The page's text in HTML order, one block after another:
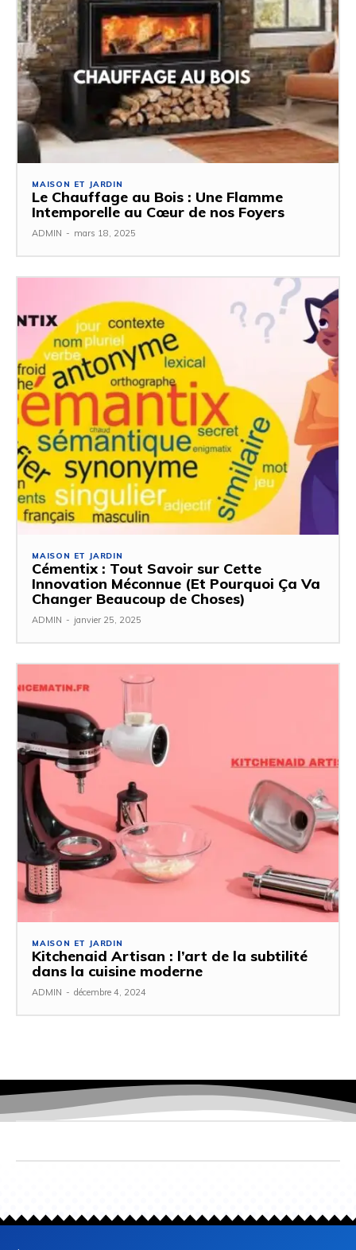
MAISON ET JARDIN
Le Chauffage au Bois : Une Flamme
Intemporelle au Cœur de nos Foyers
ADMIN - mars 18, 2025
MAISON ET JARDIN
Cémentix : Tout Savoir sur Cette
Innovation Méconnue (Et Pourquoi Ça Va
Changer Beaucoup de Choses)
ADMIN - janvier 25, 2025
MAISON ET JARDIN
Kitchenaid Artisan : l’art de la subtilité
dans la cuisine moderne
ADMIN - décembre 4, 2024